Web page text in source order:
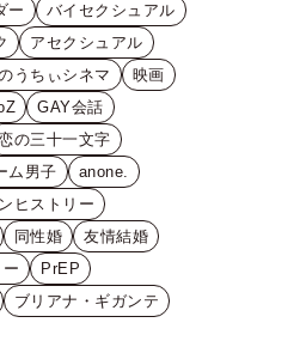
ー
バイセクシュアル
アセクシュアル
うちぃシネマ
映画
GAY会話
の三十一文字
ム男子
anone.
ヒストリー
同性婚
友情結婚
PrEP
ブリアナ・ギガンテ